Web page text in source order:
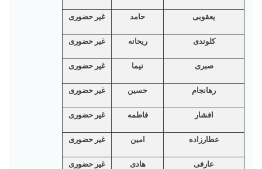
یعقوبی حامد غیر حضوری
کلوندی ریحانه غیر حضوری
صبری نیما غیر حضوری
رهانجام حسین غیر حضوری
افشار فاطمه غیر حضوری
عطارزاده امین غیر حضوری
عارفی هادی غیر حضوری